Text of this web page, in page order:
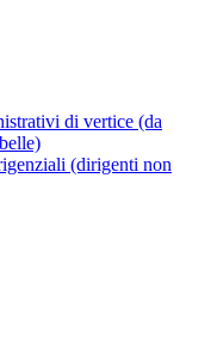
di vertice (da
(dirigenti non